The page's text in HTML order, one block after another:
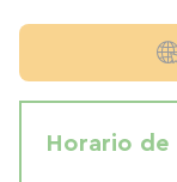
Horario